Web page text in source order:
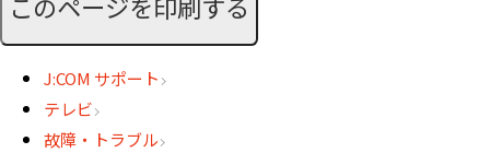
J:COM サポート
テレビ
故障・トラブル